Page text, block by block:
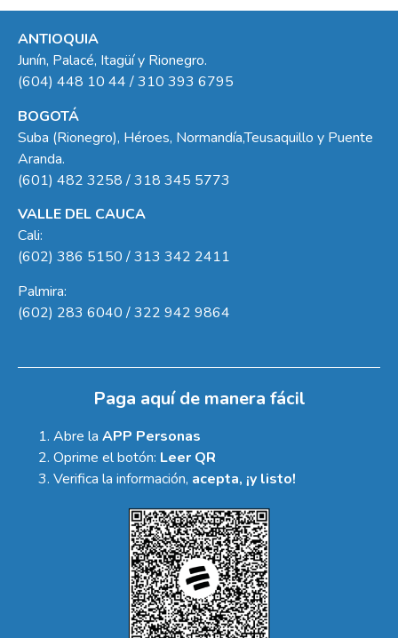
ANTIOQUIA
Junín, Palacé, Itagüí y Rionegro.
(604) 448 10 44 / 310 393 6795
BOGOTÁ
Suba (Rionegro), Héroes, Normandía,Teusaquillo y Puente
Aranda.
(601) 482 3258 / 318 345 5773
VALLE DEL CAUCA
Cali:
(602) 386 5150 / 313 342 2411
Palmira:
(602) 283 6040 / 322 942 9864
Paga aquí de manera fácil
Abre la APP Personas
Oprime el botón: Leer QR
Verifica la información, acepta, ¡y listo!